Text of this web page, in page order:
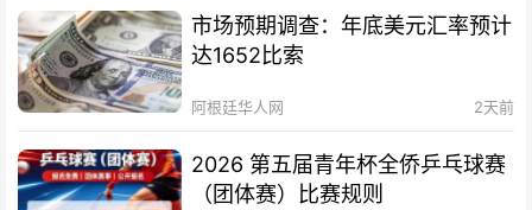
市场预期调查：年底美元汇率预计
达1652比索
阿根廷华人网 2天前
2026 第五届青年杯全侨乒乓球赛
（团体赛）比赛规则